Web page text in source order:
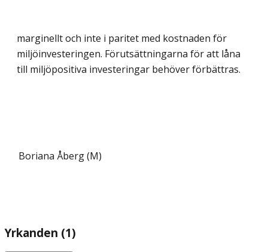
marginellt och inte i paritet med kostnaden för
miljöinvesteringen. Förutsättningarna för att låna
till miljöpositiva investeringar behöver förbättras.
Boriana Åberg (M)
Yrkanden (1)